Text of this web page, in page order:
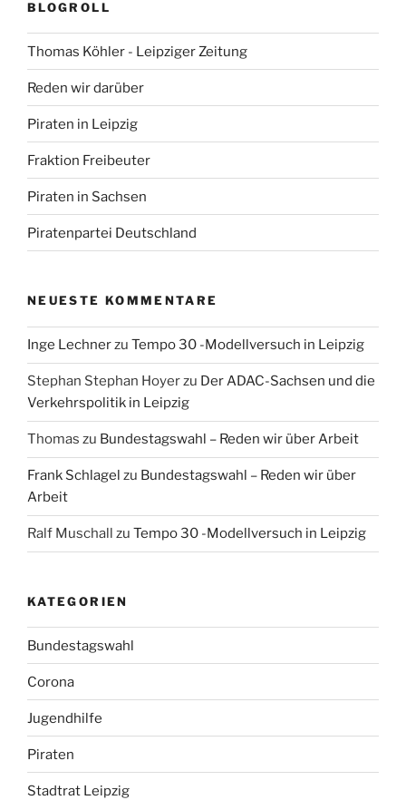
BLOGROLL
Thomas Köhler - Leipziger Zeitung
Reden wir darüber
Piraten in Leipzig
Fraktion Freibeuter
Piraten in Sachsen
Piratenpartei Deutschland
NEUESTE KOMMENTARE
Inge Lechnerzu Tempo 30 -Modellversuch in Leipzig
Stephan Stephan Hoyerzu Der ADAC-Sachsen und die
Verkehrspolitik in Leipzig
Thomas zu Bundestagswahl – Reden wir über Arbeit
Frank Schlagel zu Bundestagswahl – Reden wir über
Arbeit
Ralf Muschall zu Tempo 30 -Modellversuch in Leipzig
KATEGORIEN
Bundestagswahl
Corona
Jugendhilfe
Piraten
Stadtrat Leipzig